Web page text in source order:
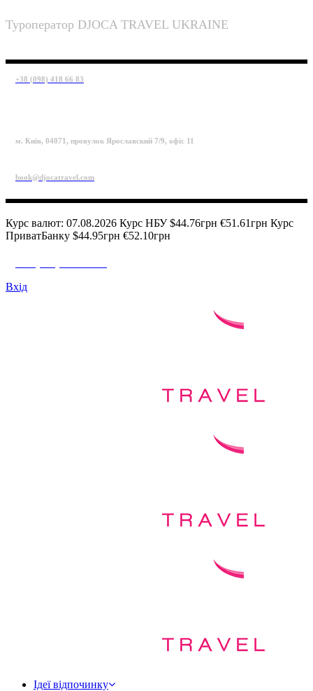
Туроператор DJOCA TRAVEL UKRAINE
+38 (098) 418 66 83
м. Київ, 04071, провулок Ярославский 7/9, офіс 11
book@djocatravel.com
Курс валют: 07.08.2026 Курс НБУ $44.76грн €51.61грн Курс
ПриватБанку $44.95грн €52.10грн
Вхід
Ідеї відпочинку